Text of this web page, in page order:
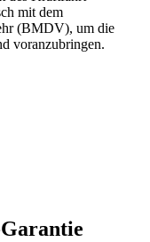
mit dem
(BMDV), um die
voranzubringen.